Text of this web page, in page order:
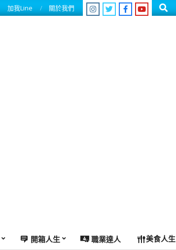
加我Line 關於我們 Search
開箱人生 職業達人 美食人生